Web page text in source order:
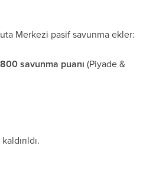
Merkezi pasif savunma ekler:
800 savunma puanı (Piyade &